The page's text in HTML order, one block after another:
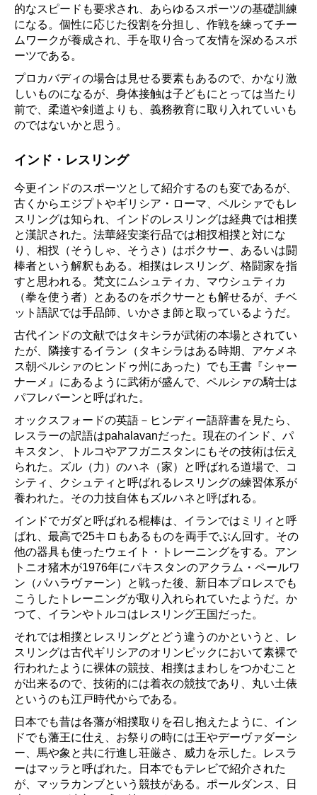
的なスピードも要求され、あらゆるスポーツの基礎訓練
になる。個性に応じた役割を分担し、作戦を練ってチー
ムワークが養成され、手を取り合って友情を深めるスポ
ーツである。
プロカバディの場合は見せる要素もあるので、かなり激
しいものになるが、身体接触は子どもにとっては当たり
前で、柔道や剣道よりも、義務教育に取り入れていいも
のではないかと思う。
インド・レスリング
今更インドのスポーツとして紹介するのも変であるが、
古くからエジプトやギリシア・ローマ、ペルシァでもレ
スリングは知られ、インドのレスリングは経典では相撲
と漢訳された。法華経安楽行品では相扠相撲と対にな
り、相扠（そうしゃ、そうさ）はボクサー、あるいは闘
棒者という解釈もある。相撲はレスリング、格闘家を指
すと思われる。梵文にムシュティカ、マウシュティカ
（拳を使う者）とあるのをボクサーとも解せるが、チベ
ット語訳では手品師、いかさま師と取っているようだ。
古代インドの文献ではタキシラが武術の本場とされてい
たが、隣接するイラン（タキシラはある時期、アケメネ
ス朝ペルシァのヒンドゥ州にあった）でも王書『シャー
ナーメ』にあるように武術が盛んで、ペルシァの騎士は
パフレバーンと呼ばれた。
オックスフォードの英語－ヒンディー語辞書を見たら、
レスラーの訳語はpahalavanだった。現在のインド、パ
キスタン、トルコやアフガニスタンにもその技術は伝え
られた。ズル（力）のハネ（家）と呼ばれる道場で、コ
シティ、クシュティと呼ばれるレスリングの練習体系が
養われた。その力技自体もズルハネと呼ばれる。
インドでガダと呼ばれる棍棒は、イランではミリィと呼
ばれ、最高で25キロもあるものを両手でぶん回す。その
他の器具も使ったウェイト・トレーニングをする。アン
トニオ猪木が1976年にパキスタンのアクラム・ペールワ
ン（パハラヴァーン）と戦った後、新日本プロレスでも
こうしたトレーニングが取り入れられていたようだ。か
つて、イランやトルコはレスリング王国だった。
それでは相撲とレスリングとどう違うのかというと、レ
スリングは古代ギリシアのオリンピックにおいて素裸で
行われたように裸体の競技、相撲はまわしをつかむこと
が出来るので、技術的には着衣の競技であり、丸い土俵
というのも江戸時代からである。
日本でも昔は各藩が相撲取りを召し抱えたように、イン
ドでも藩王に仕え、お祭りの時には王やデーヴァダーシ
ー、馬や象と共に行進し荘厳さ、威力を示した。レスラ
ーはマッラと呼ばれた。日本でもテレビで紹介された
が、マッラカンブという競技がある。ポールダンス、日